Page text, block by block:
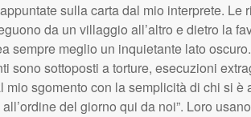
sulla carta dal mio interprete. Le
da un villaggio all’altro e dietro la
sempre meglio un inquietante lato
sono sottoposti a torture, esecuzioni
mio sgomento con la semplicità di chi si è
del giorno qui da noi”. Loro